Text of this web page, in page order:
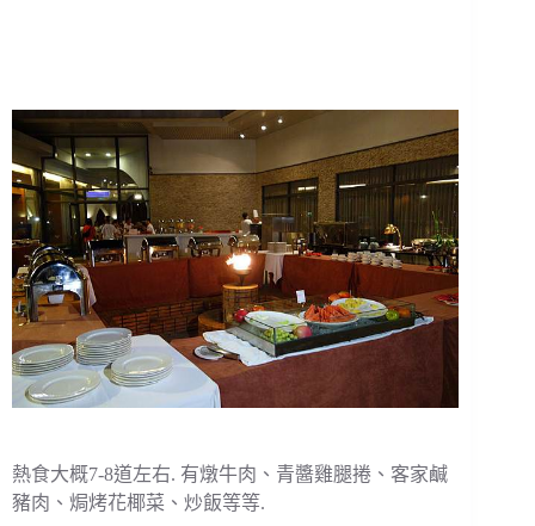
熱食大概7-8道左右. 有燉牛肉、青醬雞腿捲、客家鹹
豬肉、焗烤花椰菜、炒飯等等.